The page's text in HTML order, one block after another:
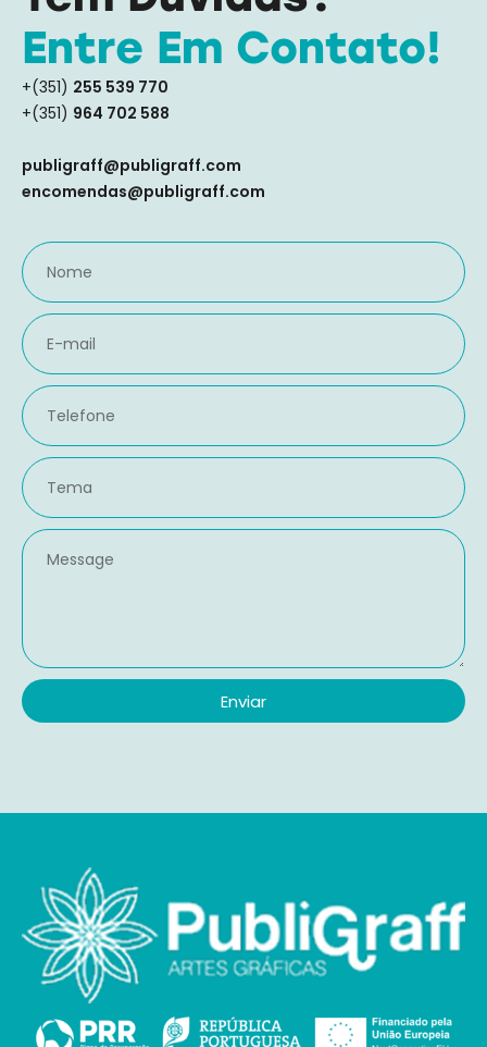
Entre Em Contato!
+(351) 255 539 770
+(351) 964 702 588
publigraff@publigraff.com
encomendas@publigraff.com
Enviar